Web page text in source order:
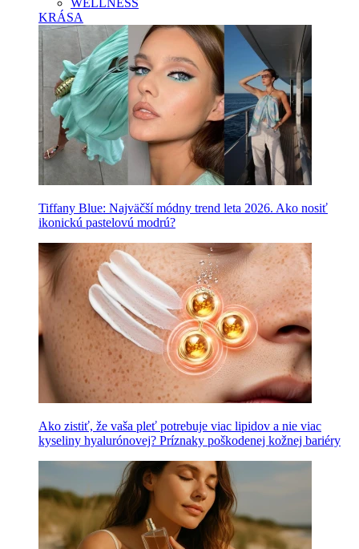
WELLNESS
KRÁSA
Tiffany Blue: Najväčší módny trend leta 2026. Ako nosiť
ikonickú pastelovú modrú?
Ako zistiť, že vaša pleť potrebuje viac lipidov a nie viac
kyseliny hyalurónovej? Príznaky poškodenej kožnej bariéry